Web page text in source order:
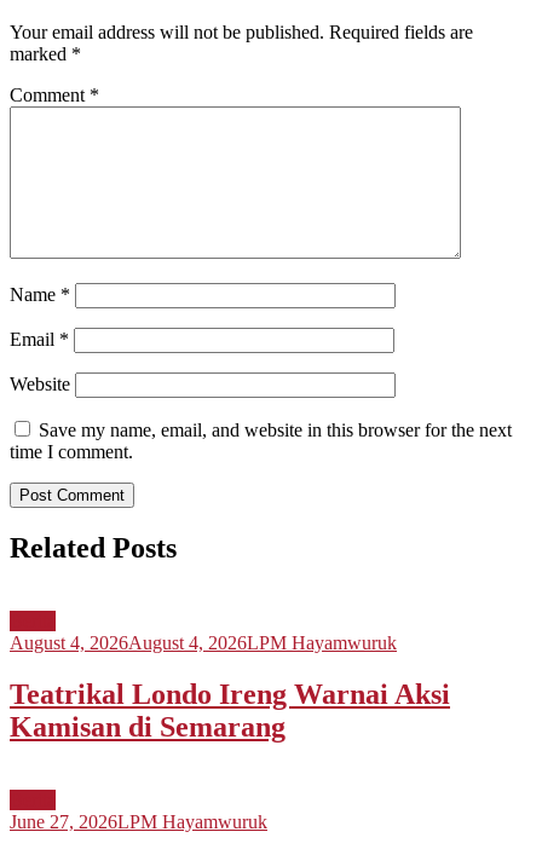
Your email address will not be published. Required fields are
marked *
Comment *
Name *
Email *
Website
Save my name, email, and website in this browser for the next
time I comment.
Related Posts
August 4, 2026August 4, 2026LPM Hayamwuruk
Teatrikal Londo Ireng Warnai Aksi
Kamisan di Semarang
June 27, 2026LPM Hayamwuruk